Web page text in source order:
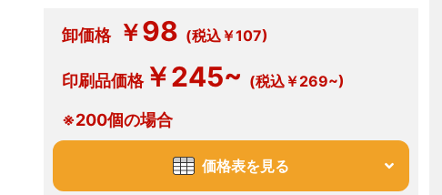
卸価格 ￥98 (税込￥107)
印刷品価格￥245~ (税込￥269~)
※200個の場合
価格表を見る